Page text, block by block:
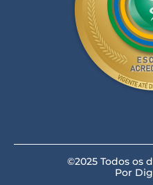
©2025 Todos os
Por